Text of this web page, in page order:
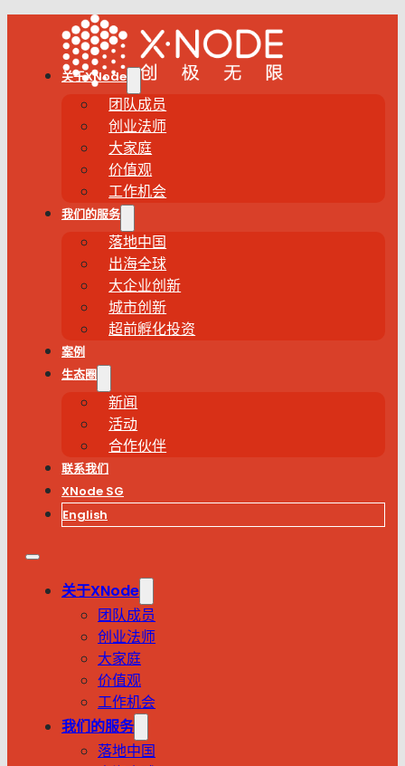
关于XNode
团队成员
创业法师
大家庭
价值观
工作机会
我们的服务
落地中国
出海全球
大企业创新
城市创新
超前孵化投资
案例
生态圈
新闻
活动
合作伙伴
联系我们
XNode SG
English
关于XNode
团队成员
创业法师
大家庭
价值观
工作机会
我们的服务
落地中国